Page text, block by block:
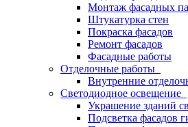
Монтаж фасадных
Штукатурка стен
Покраска фасадов
Ремонт фасадов
Фасадные работы
Отделочные работы
Внутренние
Светодиодное освещение
Украшение зданий
Подсветка фасадов